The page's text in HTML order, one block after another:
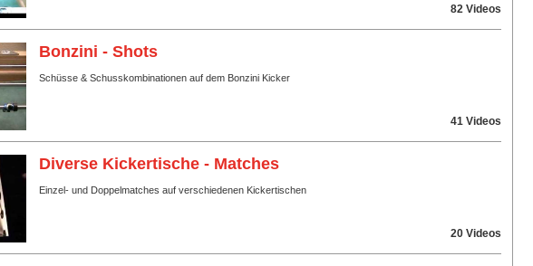
82 Videos
Bonzini - Shots
Schüsse & Schusskombinationen auf dem Bonzini Kicker
41 Videos
Diverse Kickertische - Matches
Einzel- und Doppelmatches auf verschiedenen Kickertischen
20 Videos